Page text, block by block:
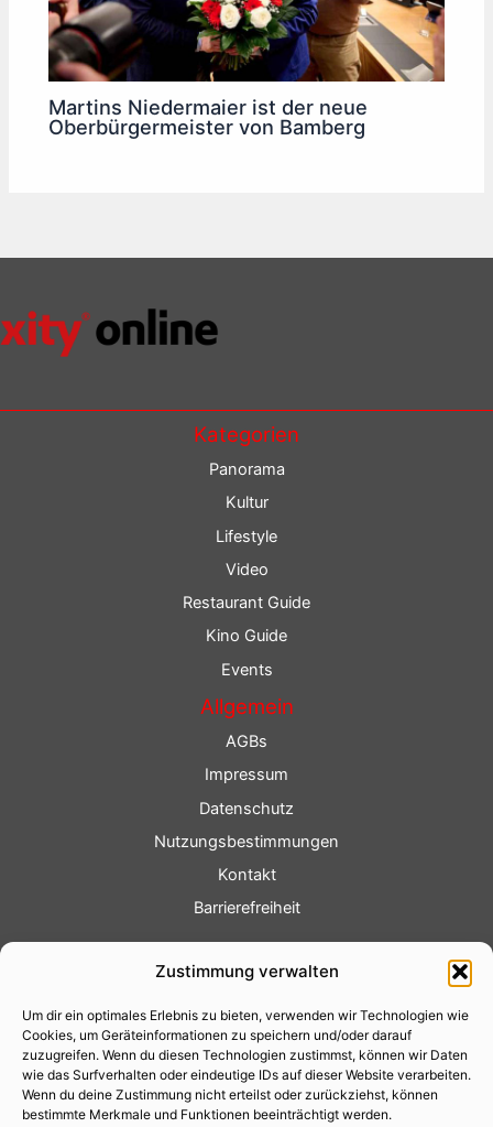
Zustimmung verwalten
Um dir ein optimales Erlebnis zu bieten, verwenden wir Technologien wie
Cookies, um Geräteinformationen zu speichern und/oder darauf
zuzugreifen. Wenn du diesen Technologien zustimmst, können wir Daten
wie das Surfverhalten oder eindeutige IDs auf dieser Website verarbeiten.
Wenn du deine Zustimmung nicht erteilst oder zurückziehst, können
bestimmte Merkmale und Funktionen beeinträchtigt werden.
Martins Niedermaier ist der neue
Oberbürgermeister von Bamberg
Kategorien
Panorama
Kultur
Lifestyle
Video
Restaurant Guide
Kino Guide
Events
Allgemein
AGBs
Impressum
Datenschutz
Nutzungsbestimmungen
Kontakt
Barrierefreiheit
Fotoservice
Videoservice
Werbung
Contenterstellung